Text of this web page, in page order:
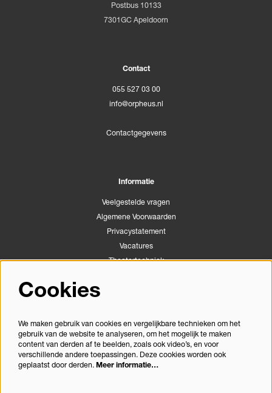
Postbus 10133
7301GC Apeldoorn
Contact
055 527 03 00
info@orpheus.nl
Contactgegevens
Informatie
Veelgestelde vragen
Algemene Voorwaarden
Privacystatement
Vacatures
Theatertechniek
Congrescentrum Orpheus
Volg ons
Cookies
We maken gebruik van cookies en vergelijkbare technieken om het
gebruik van de website te analyseren, om het mogelijk te maken
content van derden af te beelden, zoals ook video’s, en voor
verschillende andere toepassingen. Deze cookies worden ook
geplaatst door derden. Meer informatie…